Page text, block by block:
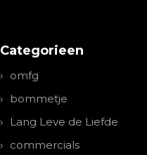
Categorieen
omfg
bommetje
Lang Leve de Liefde
commercials